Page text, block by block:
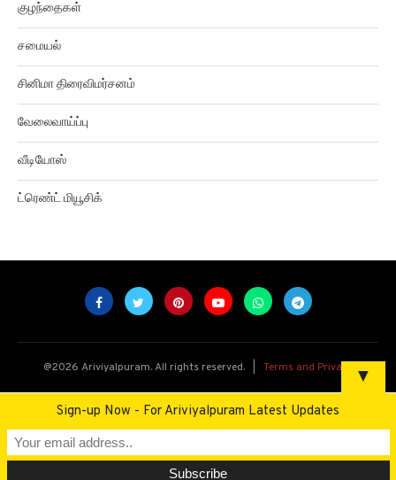
குழந்தைகள்
சமையல்
சினிமா திரைவிமர்சனம்
வேலைவாய்ப்பு
வீடியோஸ்
ட்ரெண்ட் மியூசிக்
@2026 Ariviyalpuram. All rights reserved. | Terms and Privacy ▼
Sign-up Now - For Ariviyalpuram Latest Updates